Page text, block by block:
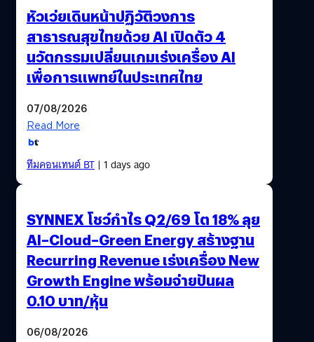
หัวเว่ยเดินหน้าปฏิวัติวงการ
สาธารณสุขไทยด้วย AI เปิดตัว 4
นวัตกรรมเปลี่ยนเกมเร่งเครื่อง AI
เพื่อการแพทย์ในประเทศไทย
07/08/2026
Read More
ทีมคอนเทนต์ BT| 1 days ago
SYNNEX โชว์กำไร Q2/69 โต 18% ลุย
AI–Cloud–Green Energy สร้างฐาน
Recurring Revenue เร่งเครื่อง New
Growth Engine พร้อมจ่ายปันผล
0.10 บาท/หุ้น
06/08/2026